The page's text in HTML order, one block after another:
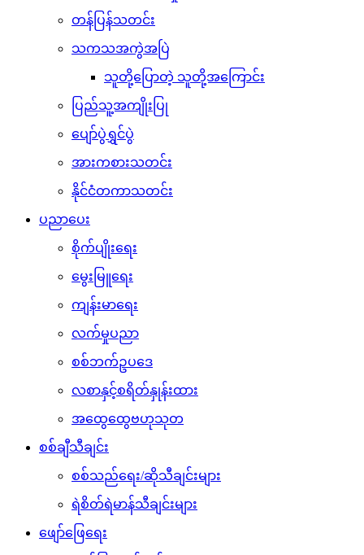
တန်ပြန်သတင်း
သကသအကွဲအပြဲ
သူတို့ပြောတဲ့ သူတို့အကြောင်း
ပြည်သူ့အကျိုးပြု
ပျော်ပွဲရွှင်ပွဲ
အားကစားသတင်း
နိုင်ငံတကာသတင်း
ပညာပေး
စိုက်ပျိုးရေး
မွေးမြူရေး
ကျန်းမာရေး
လက်မှုပညာ
စစ်ဘက်ဥပဒေ
လစာနှင့်စရိတ်နှုန်းထား
အထွေထွေဗဟုသုတ
စစ်ချီသီချင်း
စစ်သည်ရေး/ဆိုသီချင်းများ
ရဲစိတ်ရဲမာန်သီချင်းများ
ဖျော်ဖြေရေး